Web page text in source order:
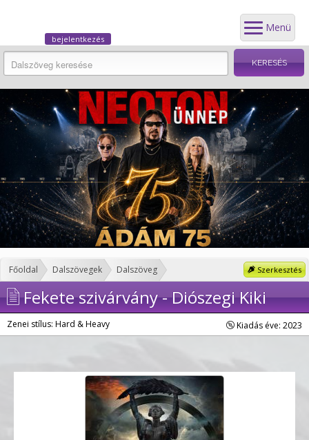
Menü
bejelentkezés
Szerkesztés
Főoldal Dalszövegek Dalszöveg
Fekete szivárvány - Diószegi Kiki
Zenei stílus: Hard & Heavy Kiadás éve: 2023